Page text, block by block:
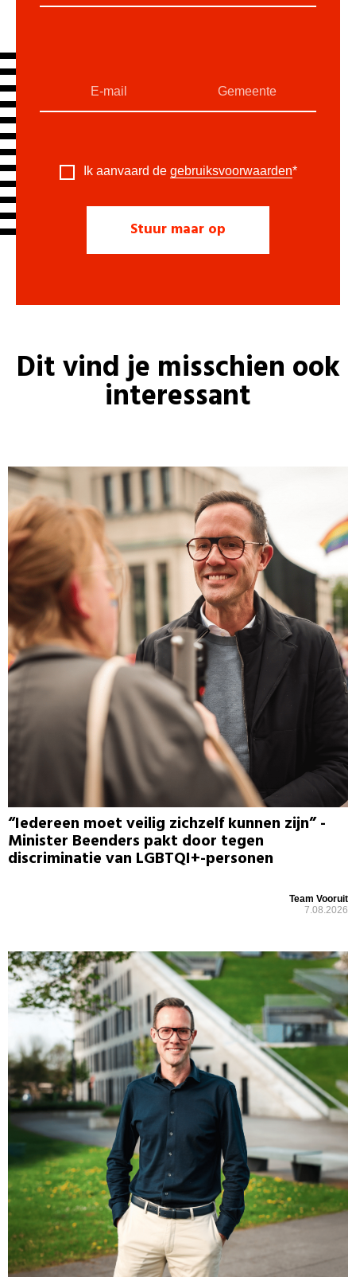
Ik aanvaard de gebruiksvoorwaarden*
Dit vind je misschien ook
interessant
“Iedereen moet veilig zichzelf kunnen zijn” -
Minister Beenders pakt door tegen
discriminatie van LGBTQI+-personen
Team Vooruit
7.08.2026